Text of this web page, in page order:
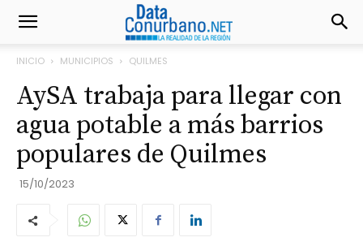
INICIO MUNICIPIOS QUILMES
AySA trabaja para llegar con
agua potable a más barrios
populares de Quilmes
15/10/2023